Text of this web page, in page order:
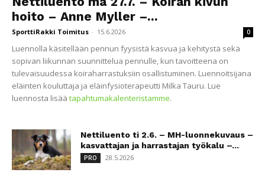
hoito – Anne Myller –...
SporttiRakki Toimitus - 15.6.2026 0
Luennolla käsitellään pennun fyysistä kasvua ja kehitystä sekä
sopivan liikunnan suunnittelua pennulle, kun tavoitteena on
tulevaisuudessa koiraharrastuksiin osallistuminen. Luennoitsijana
eläinten kouluttaja ja eläinfysioterapeutti Milka Tauru. Lue
luennosta lisää tapahtumakalenteristamme.
Nettiluento ti 2.6. – MH-luonnekuvaus –
kasvattajan ja harrastajan työkalu –...
PRO 28.5.2026